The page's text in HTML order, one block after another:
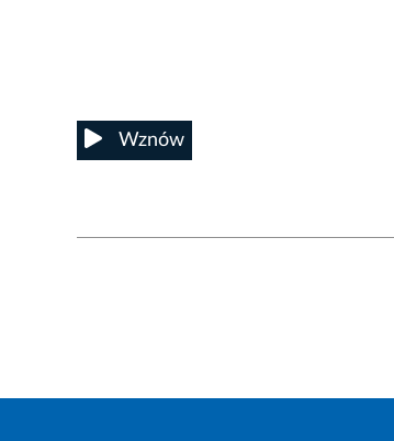
Wznów